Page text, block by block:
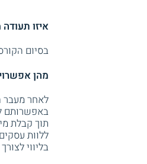
איזו
בסיום
מהן
לאחר מעבר
באפשרותם
תוך קבלת
ללוות
בליווי